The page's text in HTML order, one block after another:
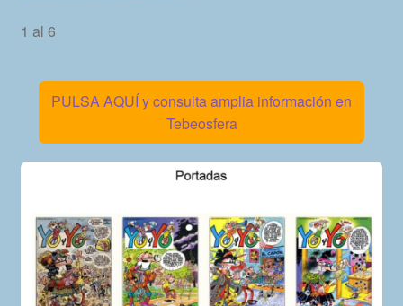
1 al 6
PULSA AQUÍ y consulta amplia información en
Tebeosfera